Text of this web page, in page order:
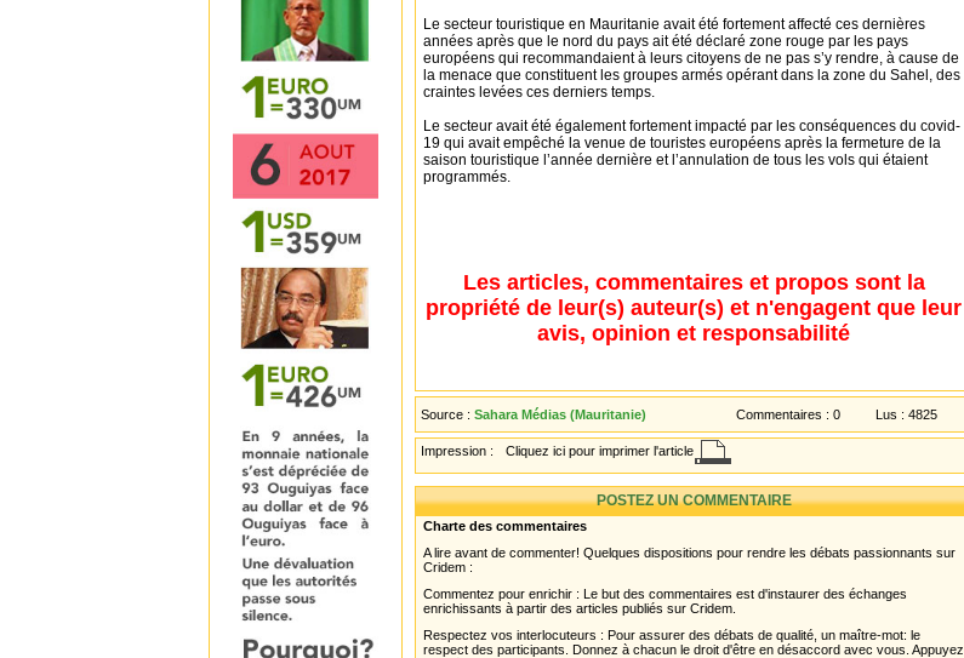
Le secteur touristique en Mauritanie avait été fortement affecté ces dernières
années après que le nord du pays ait été déclaré zone rouge par les pays
européens qui recommandaient à leurs citoyens de ne pas s’y rendre, à cause de
la menace que constituent les groupes armés opérant dans la zone du Sahel, des
craintes levées ces derniers temps.
Le secteur avait été également fortement impacté par les conséquences du covid-
19 qui avait empêché la venue de touristes européens après la fermeture de la
saison touristique l’année dernière et l’annulation de tous les vols qui étaient
programmés.
Les articles, commentaires et propos sont la
propriété de leur(s) auteur(s) et n'engagent que leur
avis, opinion et responsabilité
Source : Sahara Médias (Mauritanie) Commentaires : 0 Lus : 4825
Impression : Cliquez ici pour imprimer l'article
POSTEZ UN COMMENTAIRE
Charte des commentaires
A lire avant de commenter! Quelques dispositions pour rendre les débats passionnants sur
Cridem :
Commentez pour enrichir : Le but des commentaires est d'instaurer des échanges
enrichissants à partir des articles publiés sur Cridem.
Respectez vos interlocuteurs : Pour assurer des débats de qualité, un maître-mot: le
respect des participants. Donnez à chacun le droit d'être en désaccord avec vous. Appuyez